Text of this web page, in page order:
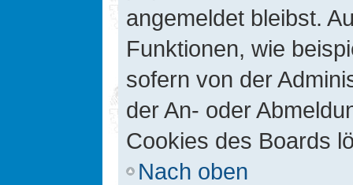
angemeldet bleibst.
Funktionen, wie
sofern von der
der An- oder
Cookies des Boards
Nach oben